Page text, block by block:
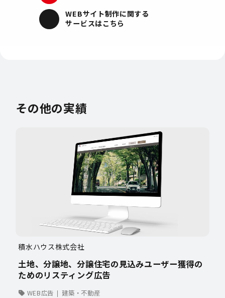
WEBサイト制作に関する
サービスはこちら
その他の実績
積水ハウス株式会社
土地、分譲地、分譲住宅の見込みユーザー獲得の
ためのリスティング広告
WEB広告 建築・不動産